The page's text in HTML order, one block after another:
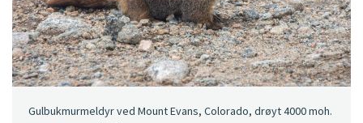
Gulbukmurmeldyr ved Mount Evans, Colorado, drøyt 4000 moh.